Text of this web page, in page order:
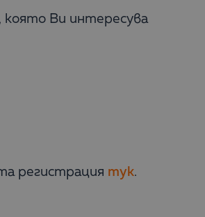
Ви интересува
регистрация тук.